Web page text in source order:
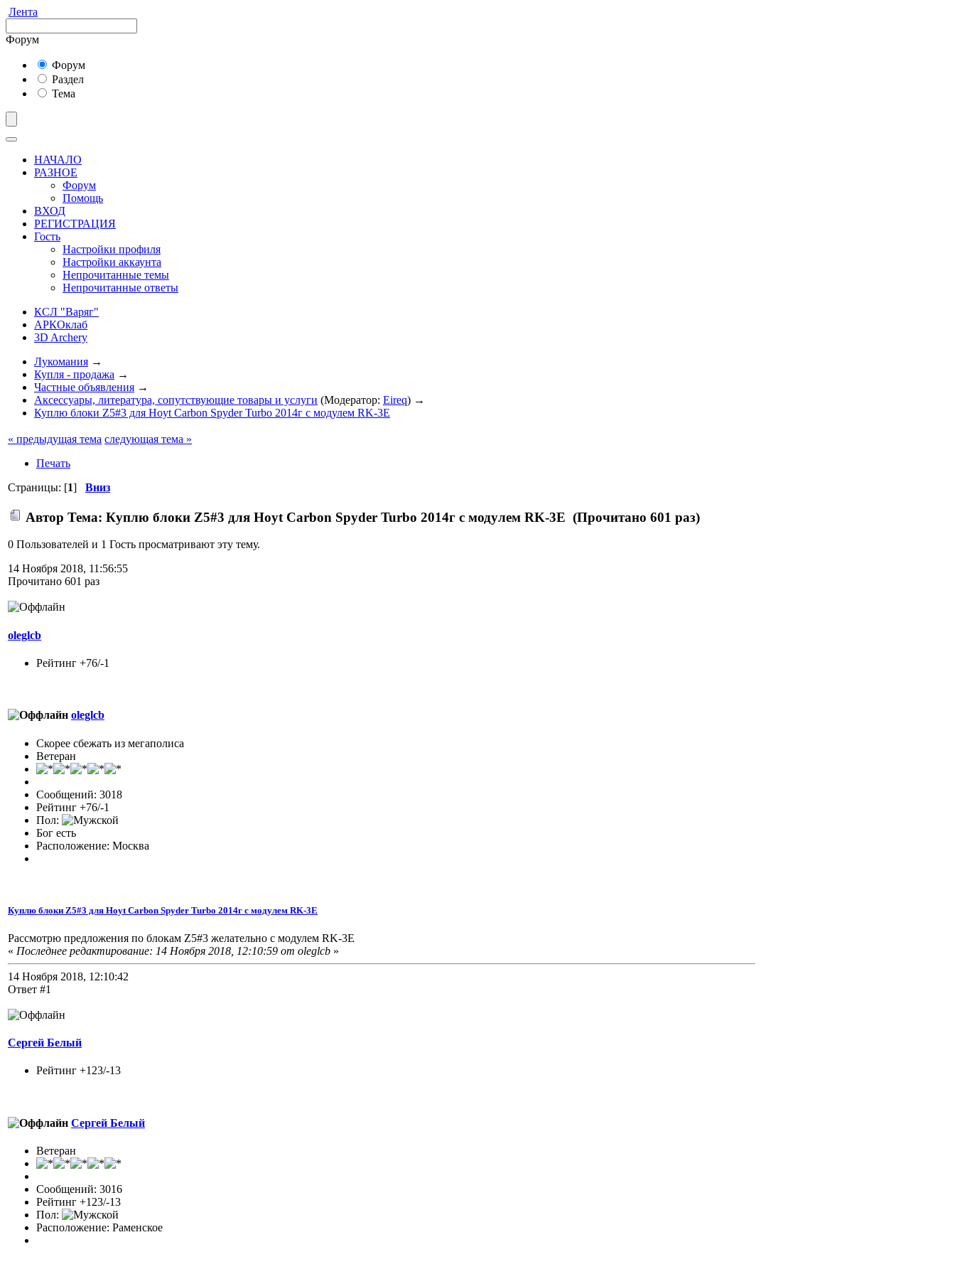
Лента
Форум
Форум
Раздел
Тема
НАЧАЛО
РАЗНОЕ
Форум
Помощь
ВХОД
РЕГИСТРАЦИЯ
Гость
Настройки профиля
Настройки аккаунта
Непрочитанные темы
Непрочитанные ответы
КСЛ "Варяг"
АРКОклаб
3D Archery
Лукомания →
Купля - продажа →
Частные объявления →
Аксессуары, литература, сопутствующие товары и услуги (Модератор: Eireq) →
Куплю блоки Z5#3 для Hoyt Carbon Spyder Turbo 2014г с модулем RK-3E
« предыдущая тема следующая тема »
Печать
Страницы: [1] Вниз
Автор Тема: Куплю блоки Z5#3 для Hoyt Carbon Spyder Turbo 2014г с модулем RK-3E (Прочитано 601 раз)
0 Пользователей и 1 Гость просматривают эту тему.
14 Ноября 2018, 11:56:55
Прочитано 601 раз
oleglcb
Рейтинг +76/-1
oleglcb
Скорее сбежать из мегаполиса
Ветеран
Сообщений: 3018
Рейтинг +76/-1
Пол:
Бог есть
Расположение: Москва
Куплю блоки Z5#3 для Hoyt Carbon Spyder Turbo 2014г с модулем RK-3E
Рассмотрю предложения по блокам Z5#3 желательно с модулем RK-3E
« Последнее редактирование: 14 Ноября 2018, 12:10:59 от oleglcb »
14 Ноября 2018, 12:10:42
Ответ #1
Сергей Белый
Рейтинг +123/-13
Сергей Белый
Ветеран
Сообщений: 3016
Рейтинг +123/-13
Пол:
Расположение: Раменское